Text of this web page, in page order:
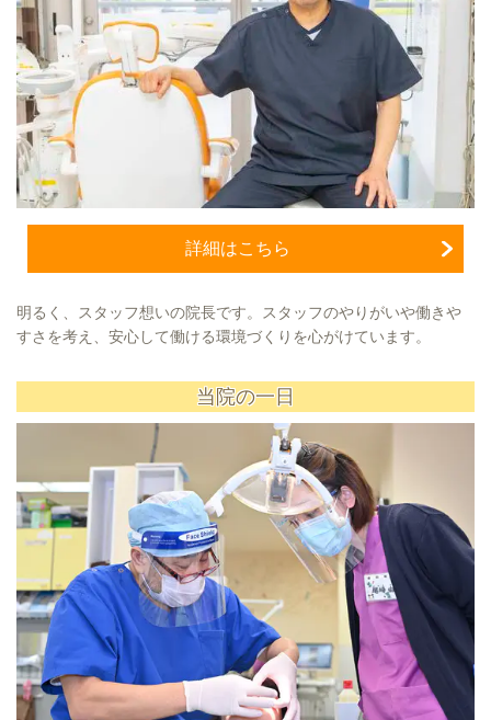
詳細はこちら
明るく、スタッフ想いの院長です。スタッフのやりがいや働きや
すさを考え、安心して働ける環境づくりを心がけています。
当院の一日